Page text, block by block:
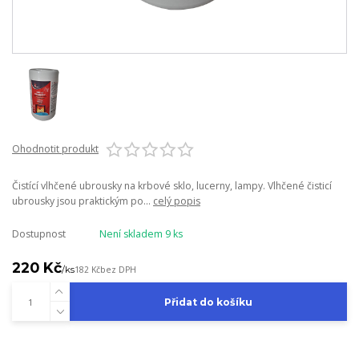
Ohodnotit produkt
Čistící vlhčené ubrousky na krbové sklo, lucerny, lampy. Vlhčené čisticí
ubrousky jsou praktickým po... celý popis
Dostupnost Není skladem 9 ks
220 Kč/ks182 Kčbez DPH
Přidat do košíku